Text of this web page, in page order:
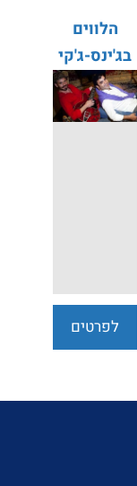
הלווים
בג'ינס-ג'קי
לוי ודודי לוי
לפרטים